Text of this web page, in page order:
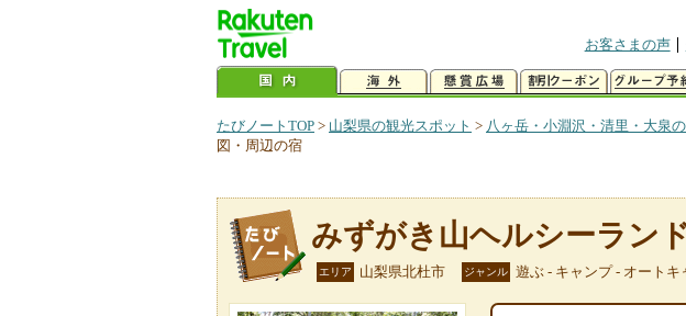
お客さまの声
たびノートTOP > 山梨県の観光スポット > 八ヶ岳・小淵沢・清里・大泉
図・周辺の宿
みずがき山ヘルシーラン
エリア 山梨県北杜市 ジャンル 遊ぶ - キャンプ - オートキ